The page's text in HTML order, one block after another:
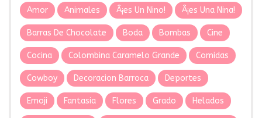
Amor Animales Â¡es Un Nino! Â¡es Una Nina!
Barras De Chocolate Boda Bombas Cine
Cocina Colombina Caramelo Grande Comidas
Cowboy Decoracion Barroca Deportes
Emoji Fantasia Flores Grado Helados